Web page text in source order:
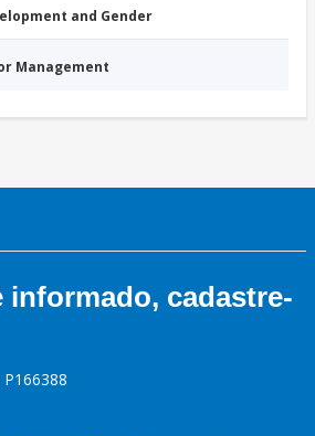
and Gender
Management
informado, cadastre-